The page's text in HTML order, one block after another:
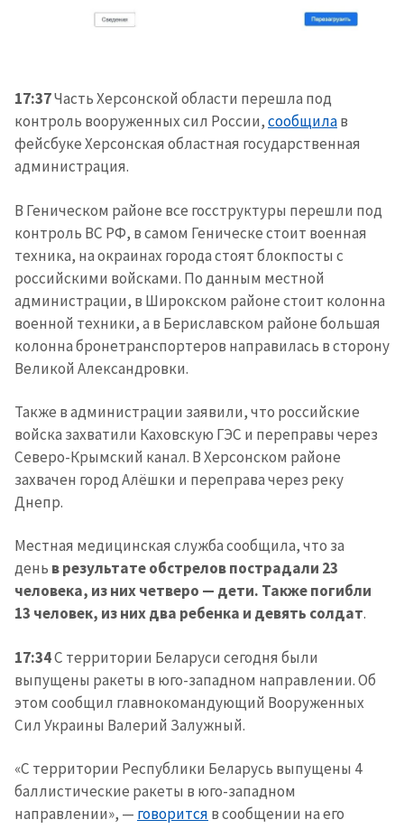
17:37Часть Херсонской области перешла под
контроль вооруженных сил России,сообщилав
фейсбуке Херсонская областная государственная
администрация.
В Геническом районе все госструктуры перешли под
контроль ВС РФ, в самом Геническе стоит военная
техника, на окраинах города стоят блокпосты с
российскими войсками. По данным местной
администрации, в Широкском районе стоит колонна
военной техники, а в Бериславском районе большая
колонна бронетранспортеров направилась в сторону
Великой Александровки.
Также в администрации заявили, что российские
войска захватили Каховскую ГЭС и переправы через
Северо-Крымский канал. В Херсонском районе
захвачен город Алёшки и переправа через реку
Днепр.
Местная медицинская служба сообщила, что за
день в результате обстрелов пострадали 23
человека, из них четверо — дети. Также погибли
13 человек, из них два ребенка и девять солдат.
17:34С территории Беларуси сегодня были
выпущены ракеты в юго-западном направлении. Об
этом сообщил главнокомандующий Вооруженных
Сил Украины Валерий Залужный.
«С территории Республики Беларусь выпущены 4
баллистические ракеты в юго-западном
направлении», — говорится в сообщении на его